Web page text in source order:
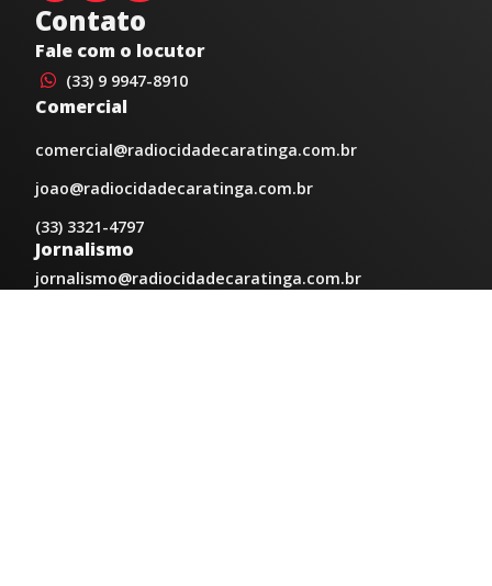
Contato
Fale com o locutor
(33) 9 9947-8910
Comercial
comercial@radiocidadecaratinga.com.br
joao@radiocidadecaratinga.com.br
(33) 3321-4797
Jornalismo
jornalismo@radiocidadecaratinga.com.br